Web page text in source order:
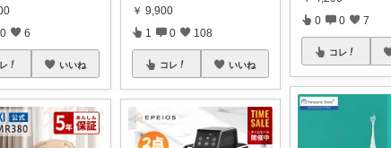
0 6
いいね
￥ 9,900
1 0 108
コレ いいね
0 0 7
コレ